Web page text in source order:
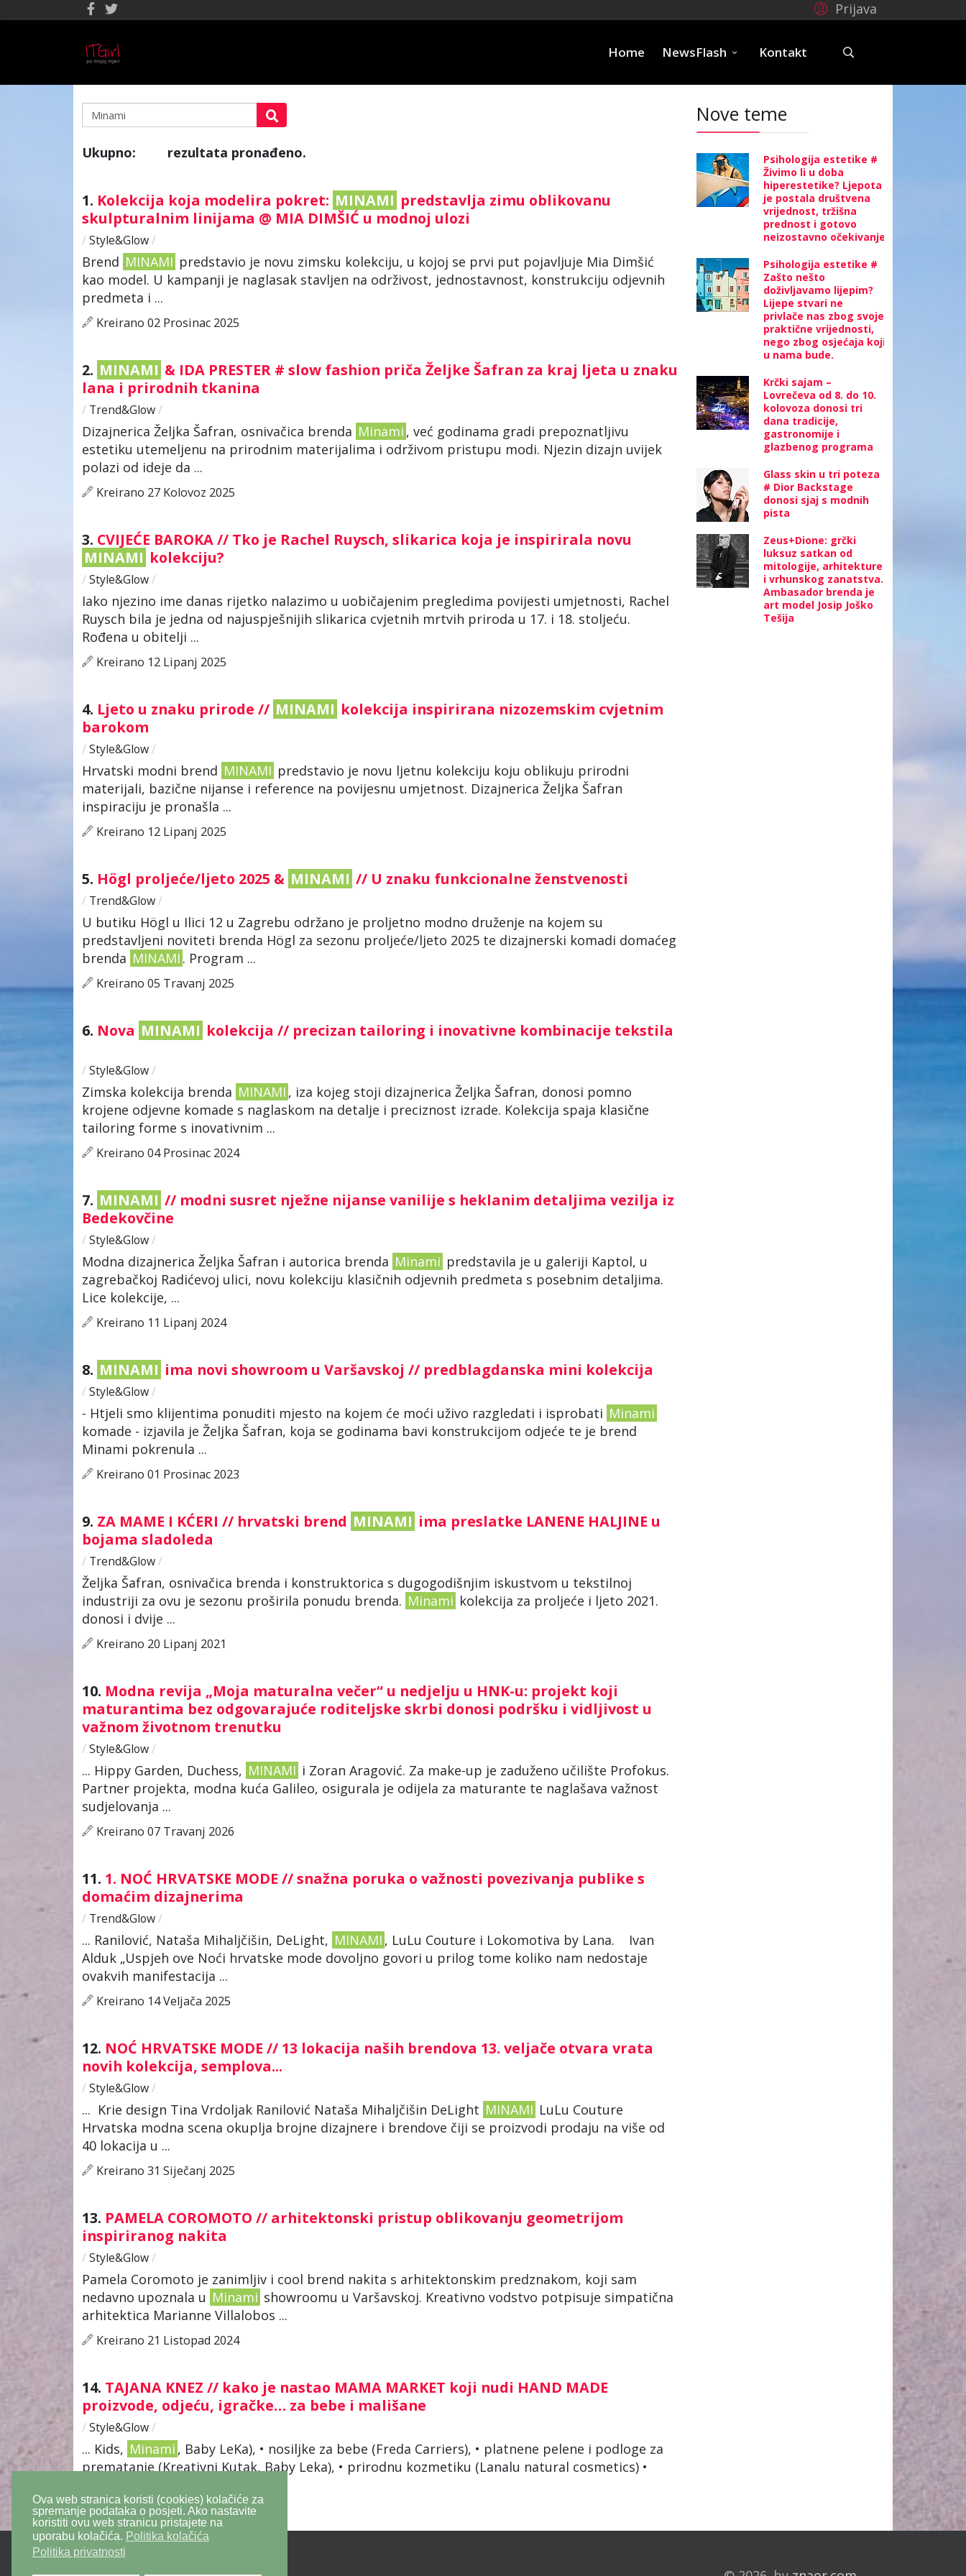
Ova web stranica koristi (cookies) kolačiće za
spremanje podataka o posjeti. Ako nastavite
koristiti ovu web stranicu pristajete na
uporabu kolačića. Politika kolačića
Politika privatnosti
Prijava
Home NewsFlash Kontakt
Ukupno: rezultata pronađeno.
1. Kolekcija koja modelira pokret: MINAMI predstavlja zimu oblikovanu
skulpturalnim linijama @ MIA DIMŠIĆ u modnoj ulozi
/ Style&Glow/
Brend MINAMI predstavio je novu zimsku kolekciju, u kojoj se prvi put pojavljuje Mia Dimšić
kao model. U kampanji je naglasak stavljen na održivost, jednostavnost, konstrukciju odjevnih
predmeta i ...
Kreirano 02 Prosinac 2025
2. MINAMI & IDA PRESTER # slow fashion priča Željke Šafran za kraj ljeta u znaku
lana i prirodnih tkanina
/ Trend&Glow/
Dizajnerica Željka Šafran, osnivačica brenda Minami , već godinama gradi prepoznatljivu
estetiku utemeljenu na prirodnim materijalima i održivom pristupu modi. Njezin dizajn uvijek
polazi od ideje da ...
Kreirano 27 Kolovoz 2025
3. CVIJEĆE BAROKA // Tko je Rachel Ruysch, slikarica koja je inspirirala novu
MINAMI kolekciju?
/ Style&Glow/
Iako njezino ime danas rijetko nalazimo u uobičajenim pregledima povijesti umjetnosti, Rachel
Ruysch bila je jedna od najuspješnijih slikarica cvjetnih mrtvih priroda u 17. i 18. stoljeću.
Rođena u obitelji ...
Kreirano 12 Lipanj 2025
4. Ljeto u znaku prirode // MINAMI kolekcija inspirirana nizozemskim cvjetnim
barokom
/ Style&Glow/
Hrvatski modni brend MINAMI predstavio je novu ljetnu kolekciju koju oblikuju prirodni
materijali, bazične nijanse i reference na povijesnu umjetnost. Dizajnerica Željka Šafran
inspiraciju je pronašla ...
Kreirano 12 Lipanj 2025
5. Högl proljeće/ljeto 2025 & MINAMI // U znaku funkcionalne ženstvenosti
/ Trend&Glow/
U butiku Högl u Ilici 12 u Zagrebu održano je proljetno modno druženje na kojem su
predstavljeni noviteti brenda Högl za sezonu proljeće/ljeto 2025 te dizajnerski komadi domaćeg
brenda MINAMI . Program ...
Kreirano 05 Travanj 2025
6. Nova MINAMI kolekcija // precizan tailoring i inovativne kombinacije tekstila
/ Style&Glow/
Zimska kolekcija brenda MINAMI , iza kojeg stoji dizajnerica Željka Šafran, donosi pomno
krojene odjevne komade s naglaskom na detalje i preciznost izrade. Kolekcija spaja klasične
tailoring forme s inovativnim ...
Kreirano 04 Prosinac 2024
7. MINAMI // modni susret nježne nijanse vanilije s heklanim detaljima vezilja iz
Bedekovčine
/ Style&Glow/
Modna dizajnerica Željka Šafran i autorica brenda Minami predstavila je u galeriji Kaptol, u
zagrebačkoj Radićevoj ulici, novu kolekciju klasičnih odjevnih predmeta s posebnim detaljima.
Lice kolekcije, ...
Kreirano 11 Lipanj 2024
8. MINAMI ima novi showroom u Varšavskoj // predblagdanska mini kolekcija
/ Style&Glow/
- Htjeli smo klijentima ponuditi mjesto na kojem će moći uživo razgledati i isprobati Minami
komade - izjavila je Željka Šafran, koja se godinama bavi konstrukcijom odjeće te je brend
Minami pokrenula ...
Kreirano 01 Prosinac 2023
9. ZA MAME I KĆERI // hrvatski brend MINAMI ima preslatke LANENE HALJINE u
bojama sladoleda
/ Trend&Glow/
Željka Šafran, osnivačica brenda i konstruktorica s dugogodišnjim iskustvom u tekstilnoj
industriji za ovu je sezonu proširila ponudu brenda. Minami kolekcija za proljeće i ljeto 2021.
donosi i dvije ...
Kreirano 20 Lipanj 2021
10. Modna revija „Moja maturalna večer“ u nedjelju u HNK-u: projekt koji
maturantima bez odgovarajuće roditeljske skrbi donosi podršku i vidljivost u
važnom životnom trenutku
/ Style&Glow/
... Hippy Garden, Duchess, MINAMI i Zoran Aragović. Za make-up je zaduženo učilište Profokus.
Partner projekta, modna kuća Galileo, osigurala je odijela za maturante te naglašava važnost
sudjelovanja ...
Kreirano 07 Travanj 2026
11. 1. NOĆ HRVATSKE MODE // snažna poruka o važnosti povezivanja publike s
domaćim dizajnerima
/ Trend&Glow/
... Ranilović, Nataša Mihaljčišin, DeLight, MINAMI , LuLu Couture i Lokomotiva by Lana. Ivan
Alduk „Uspjeh ove Noći hrvatske mode dovoljno govori u prilog tome koliko nam nedostaje
ovakvih manifestacija ...
Kreirano 14 Veljača 2025
12. NOĆ HRVATSKE MODE // 13 lokacija naših brendova 13. veljače otvara vrata
novih kolekcija, semplova...
/ Style&Glow/
... Krie design Tina Vrdoljak Ranilović Nataša Mihaljčišin DeLight MINAMI LuLu Couture
Hrvatska modna scena okuplja brojne dizajnere i brendove čiji se proizvodi prodaju na više od
40 lokacija u ...
Kreirano 31 Siječanj 2025
13. PAMELA COROMOTO // arhitektonski pristup oblikovanju geometrijom
inspiriranog nakita
/ Style&Glow/
Pamela Coromoto je zanimljiv i cool brend nakita s arhitektonskim predznakom, koji sam
nedavno upoznala u Minami showroomu u Varšavskoj. Kreativno vodstvo potpisuje simpatična
arhitektica Marianne Villalobos ...
Kreirano 21 Listopad 2024
14. TAJANA KNEZ // kako je nastao MAMA MARKET koji nudi HAND MADE
proizvode, odjeću, igračke… za bebe i mališane
/ Style&Glow/
... Kids, Minami , Baby LeKa), • nosiljke za bebe (Freda Carriers), • platnene pelene i podloge za
prematanje (Kreativni Kutak, Baby Leka), • prirodnu kozmetiku (Lanalu natural cosmetics) •
Kreirano 14 Srpanj 2020
Nove teme
Psihologija estetike #
Živimo li u doba
hiperestetike? Ljepota
je postala društvena
vrijednost, tržišna
prednost i gotovo
neizostavno očekivanje
Psihologija estetike #
Zašto nešto
doživljavamo lijepim?
Lijepe stvari ne
privlače nas zbog svoje
praktične vrijednosti,
nego zbog osjećaja koji
u nama bude.
Krčki sajam –
Lovrečeva od 8. do 10.
kolovoza donosi tri
dana tradicije,
gastronomije i
glazbenog programa
Glass skin u tri poteza
# Dior Backstage
donosi sjaj s modnih
pista
Zeus+Dione: grčki
luksuz satkan od
mitologije, arhitekture
i vrhunskog zanatstva.
Ambasador brenda je
art model Josip Joško
Tešija